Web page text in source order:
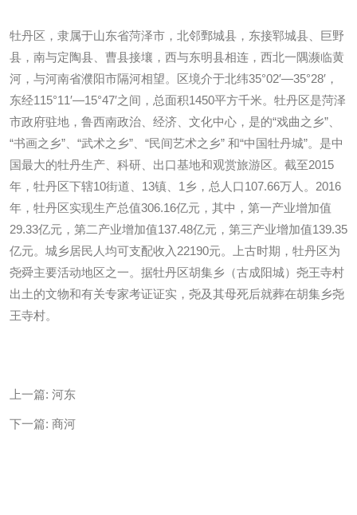
牡丹区，隶属于山东省菏泽市，北邻鄄城县，东接郓城县、巨野
县，南与定陶县、曹县接壤，西与东明县相连，西北一隅濒临黄
河，与河南省濮阳市隔河相望。区境介于北纬35°02′—35°28′，
东经115°11′—15°47′之间，总面积1450平方千米。牡丹区是菏泽
市政府驻地，鲁西南政治、经济、文化中心，是的“戏曲之乡”、
“书画之乡”、“武术之乡”、“民间艺术之乡” 和“中国牡丹城”。是中
国最大的牡丹生产、科研、出口基地和观赏旅游区。截至2015
年，牡丹区下辖10街道、13镇、1乡，总人口107.66万人。2016
年，牡丹区实现生产总值306.16亿元，其中，第一产业增加值
29.33亿元，第二产业增加值137.48亿元，第三产业增加值139.35
亿元。城乡居民人均可支配收入22190元。上古时期，牡丹区为
尧舜主要活动地区之一。据牡丹区胡集乡（古成阳城）尧王寺村
出土的文物和有关专家考证证实，尧及其母死后就葬在胡集乡尧
王寺村。
上一篇: 河东
下一篇: 商河